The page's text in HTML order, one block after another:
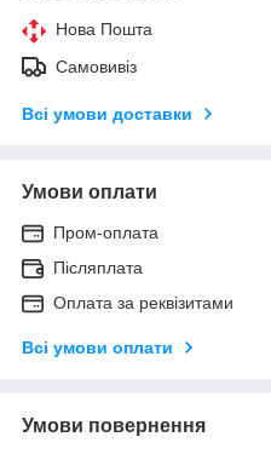
Нова Пошта
Самовивіз
Всі умови доставки
Умови оплати
Пром-оплата
Післяплата
Оплата за реквізитами
Всі умови оплати
Умови повернення